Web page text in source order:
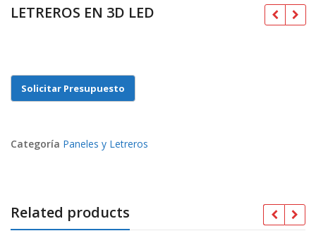
LETREROS EN 3D LED
Categoría Paneles y Letreros
Related products